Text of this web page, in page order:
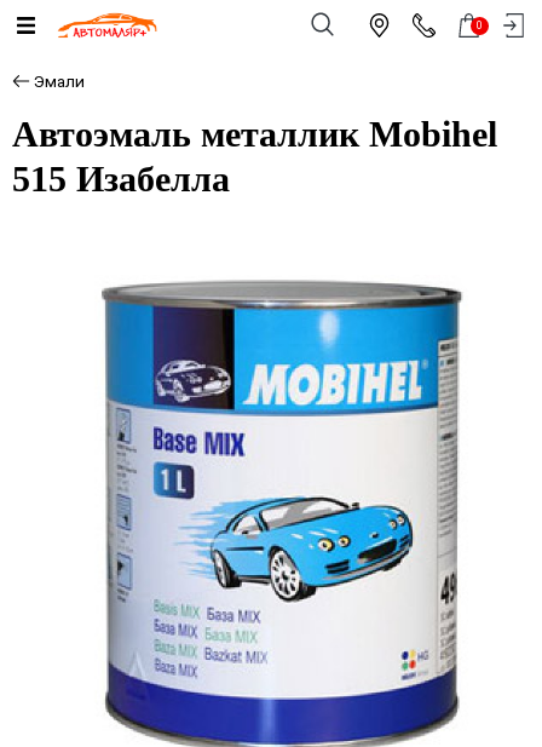
0
Эмали
Автоэмаль металлик Mobihel
515 Изабелла